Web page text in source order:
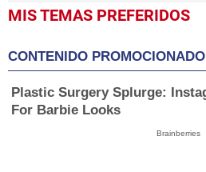
MIS TEMAS PREFERIDOS
CONTENIDO PROMOCIONADO
Plastic Surgery Splurge:
For Barbie Looks
Brainberries